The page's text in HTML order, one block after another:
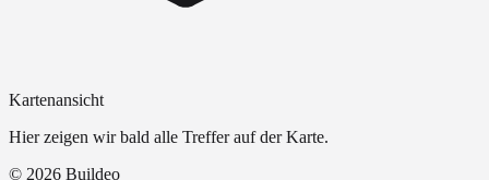
Kartenansicht
Hier zeigen wir bald alle Treffer auf der Karte.
© 2026 Buildeo